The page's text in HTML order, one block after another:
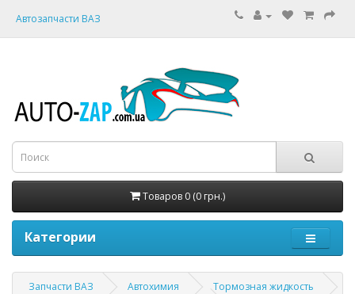
Автозапчасти ВАЗ
Товаров 0 (0 грн.)
Категории
Запчасти ВАЗ Автохимия
Тормозная жидкость